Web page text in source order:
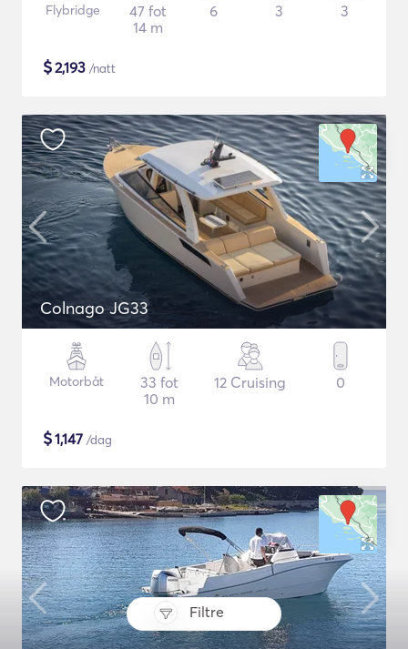
Filtre
Flybridge
47 fot
14 m
6 3 3
$2,193 /natt
Colnago JG33
Motorbåt
33 fot
10 m
12 Cruising 0
$1,147 /dag